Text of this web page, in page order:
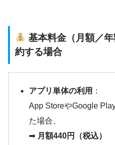
基本料金（月額／
約する場合
アプリ単体の利用 ：
App StoreやGoogle
た場合、
➡ 月額440円（税込）